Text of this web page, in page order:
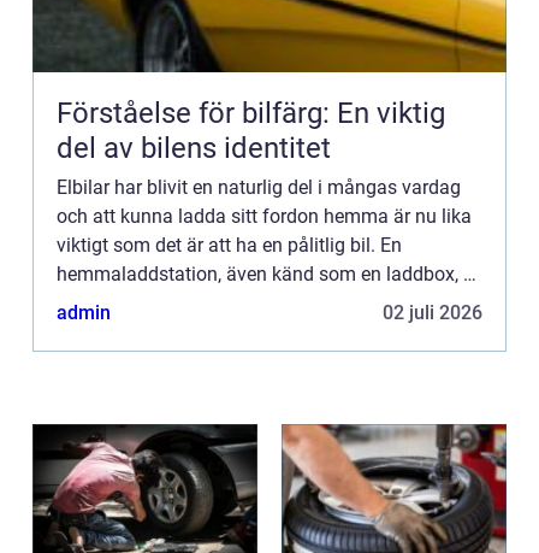
Förståelse för bilfärg: En viktig
del av bilens identitet
Elbilar har blivit en naturlig del i mångas vardag
och att kunna ladda sitt fordon hemma är nu lika
viktigt som det är att ha en pålitlig bil. En
hemmaladdstation, även känd som en laddbox, är
en viktig investerin...
admin 02 juli 2026